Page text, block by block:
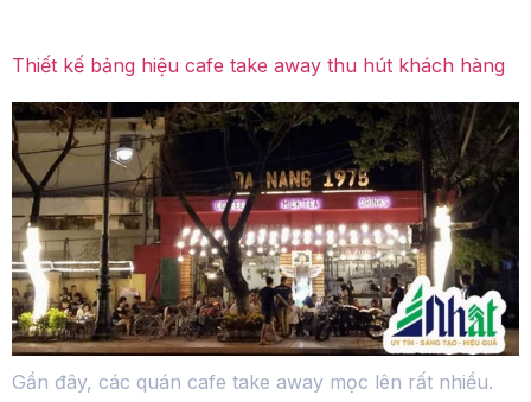
Thiết kế bảng hiệu cafe take away thu hút khách hàng
Gần đây, các quán cafe take away mọc lên rất nhiều.